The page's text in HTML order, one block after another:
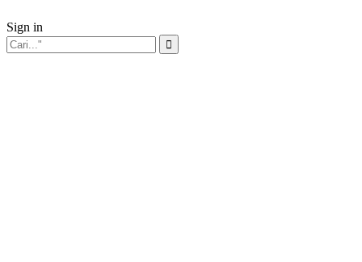
Sign in